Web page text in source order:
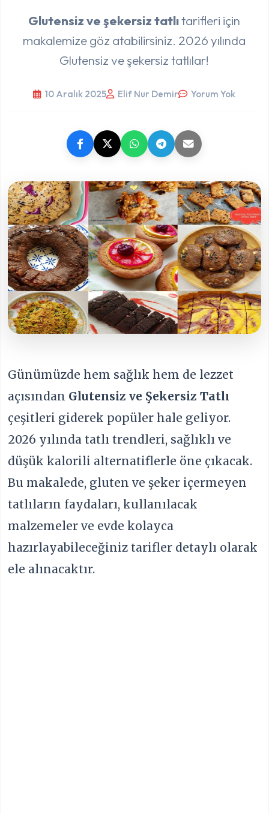
Glutensiz ve şekersiz tatlıtarifleri için
makalemize göz atabilirsiniz. 2026 yılında
Glutensiz ve şekersiz tatlılar!
10 Aralık 2025 Elif Nur Demir Yorum Yok
Günümüzde hem sağlık hem de lezzet
açısından Glutensiz ve Şekersiz Tatlı
çeşitleri giderek popüler hale geliyor.
2026 yılında tatlı trendleri, sağlıklı ve
düşük kalorili alternatiflerle öne çıkacak.
Bu makalede, gluten ve şeker içermeyen
tatlıların faydaları, kullanılacak
malzemeler ve evde kolayca
hazırlayabileceğiniz tarifler detaylı olarak
ele alınacaktır.